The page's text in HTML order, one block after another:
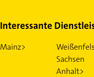
Interessante
Mainz>
Weißenfels
Sachsen
Anhalt>